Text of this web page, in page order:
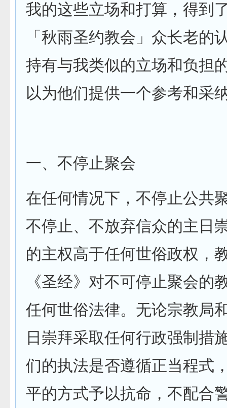
我的这些立场和打算，得到
「秋雨圣约教会」众长老的
持有与我类似的立场和负担
以为他们提供一个参考和采
一、不停止聚会
在任何情况下，不停止公共
不停止、不放弃信众的主日
的主权高于任何世俗政权，
《圣经》对不可停止聚会的
任何世俗法律。无论宗教局
日崇拜采取任何行政强制措
们的执法是否遵循正当程式
平的方式予以抗命，不配合